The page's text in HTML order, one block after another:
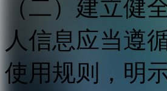
（二）建立健
人信息应当遵
使用规则，明